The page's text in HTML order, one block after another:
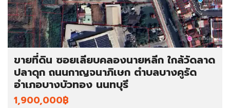
ขายที่ดิน ซอยเลียบคลองนายหลีก ใกล้วัดลาด
ปลาดุก ถนนกาญจนาภิเษก ตำบลบางคูรัด
อำเภอบางบัวทอง นนทบุรี
1,900,000฿